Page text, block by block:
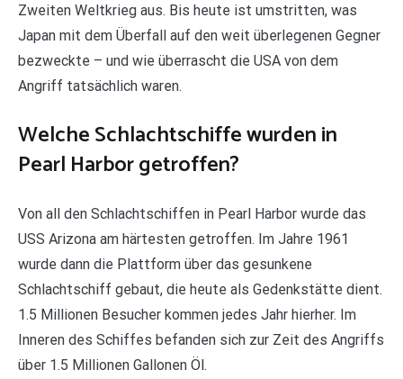
Zweiten Weltkrieg aus. Bis heute ist umstritten, was
Japan mit dem Überfall auf den weit überlegenen Gegner
bezweckte – und wie überrascht die USA von dem
Angriff tatsächlich waren.
Welche Schlachtschiffe wurden in
Pearl Harbor getroffen?
Von all den Schlachtschiffen in Pearl Harbor wurde das
USS Arizona am härtesten getroffen. Im Jahre 1961
wurde dann die Plattform über das gesunkene
Schlachtschiff gebaut, die heute als Gedenkstätte dient.
1.5 Millionen Besucher kommen jedes Jahr hierher. Im
Inneren des Schiffes befanden sich zur Zeit des Angriffs
über 1.5 Millionen Gallonen Öl.